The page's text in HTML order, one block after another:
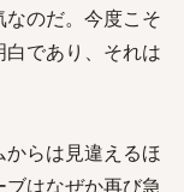
のだ。今度こそ
であり、それは
らは見違えるほ
はなぜか再び急